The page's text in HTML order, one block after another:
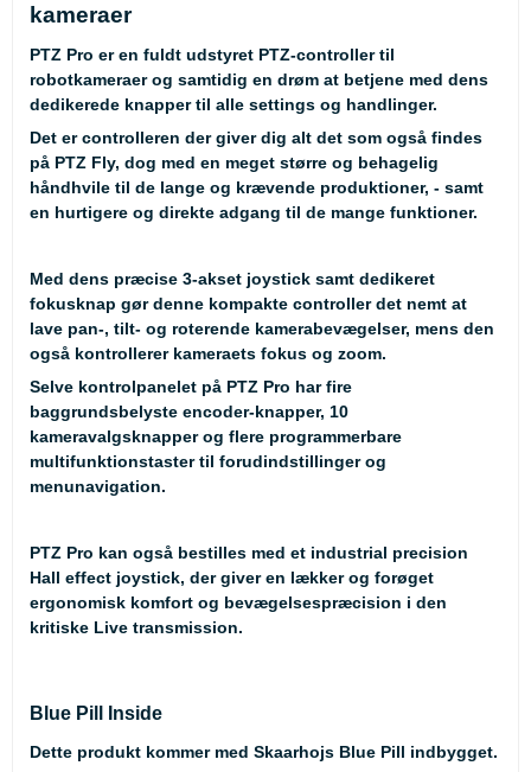
kameraer
PTZ Pro er en fuldt udstyret PTZ-controller til
robotkameraer og samtidig en drøm at betjene med dens
dedikerede knapper til alle settings og handlinger.
Det er controlleren der giver dig alt det som også findes
på PTZ Fly, dog med en meget større og behagelig
håndhvile til de lange og krævende produktioner, - samt
en hurtigere og direkte adgang til de mange funktioner.
Med dens præcise 3-akset joystick samt dedikeret
fokusknap gør denne kompakte controller det nemt at
lave pan-, tilt- og roterende kamerabevægelser, mens den
også kontrollerer kameraets fokus og zoom.
Selve kontrolpanelet på PTZ Pro har fire
baggrundsbelyste encoder-knapper, 10
kameravalgsknapper og flere programmerbare
multifunktionstaster til forudindstillinger og
menunavigation.
PTZ Pro kan også bestilles med et industrial precision
Hall effect joystick, der giver en lækker og forøget
ergonomisk komfort og bevægelsespræcision i den
kritiske Live transmission.
Blue Pill Inside
Dette produkt kommer med Skaarhojs Blue Pill indbygget.